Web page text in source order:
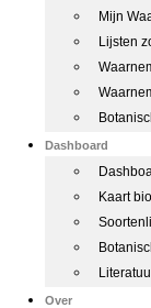
Mijn
Lijsten
Dashboard
Kaart
Over